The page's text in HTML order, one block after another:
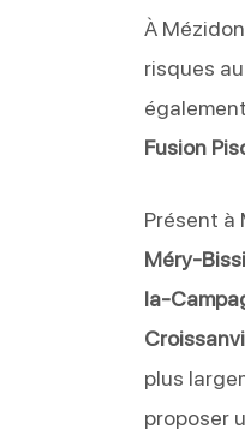
À
risques
Fusion
Présent à
Méry-
la-
plus
proposer